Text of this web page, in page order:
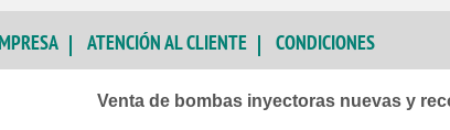
ATENCIÓN AL CLIENTE CONDICIONES
Venta de bombas inyectoras nuevas y